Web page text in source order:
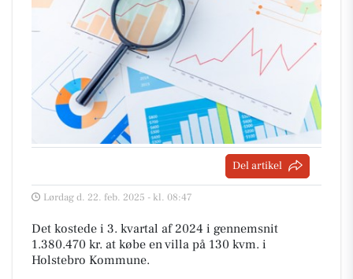
Del artikel
Lørdag d. 22. feb. 2025 - kl. 08:47
Det kostede i 3. kvartal af 2024 i gennemsnit
1.380.470 kr. at købe en villa på 130 kvm. i
Holstebro Kommune.